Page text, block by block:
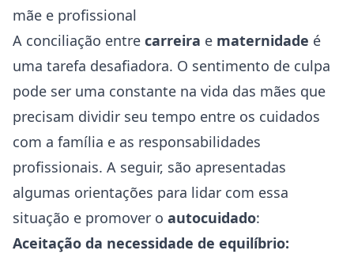
mãe e profissional
A conciliação entre carreira e maternidade é
uma tarefa desafiadora. O sentimento de culpa
pode ser uma constante na vida das mães que
precisam dividir seu tempo entre os cuidados
com a família e as responsabilidades
profissionais. A seguir, são apresentadas
algumas orientações para lidar com essa
situação e promover o autocuidado:
Aceitação da necessidade de equilíbrio: